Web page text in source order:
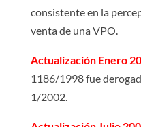
consistente en la
venta de una VPO.
Actualización Enero
1186/1998 fue
1/2002.